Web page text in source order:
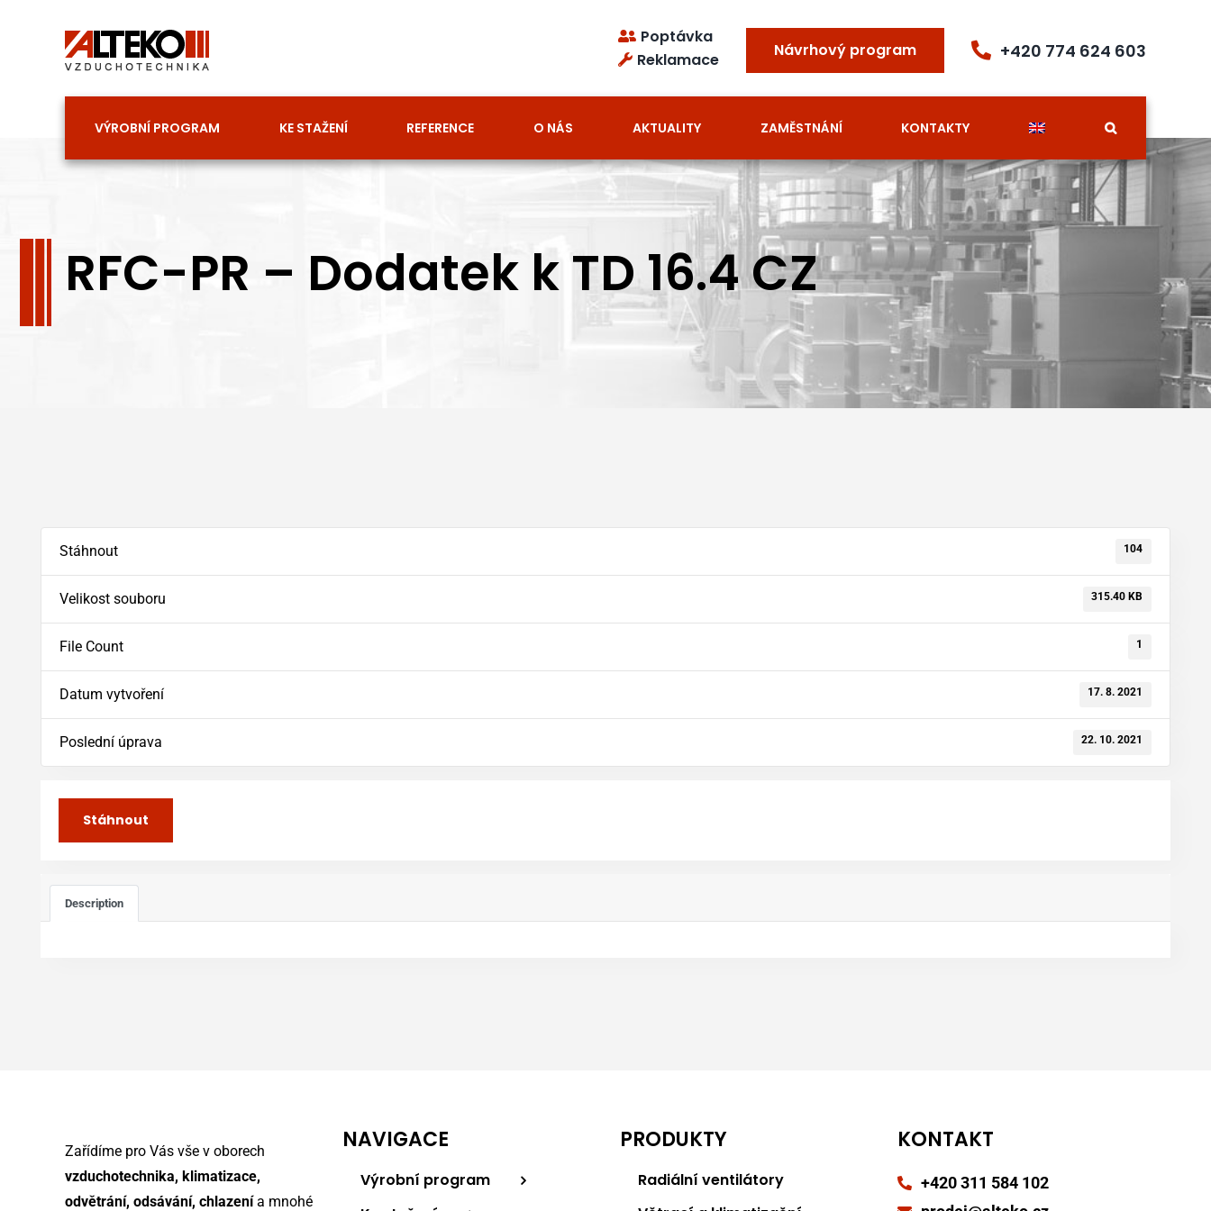
Poptávka
Reklamace
Návrhový program +420 774 624 603
VÝROBNÍ PROGRAM KE STAŽENÍ REFERENCE O NÁS AKTUALITY ZAMĚSTNÁNÍ KONTAKTY
RFC-PR – Dodatek k TD 16.4 CZ
Stáhnout 104
Velikost souboru 315.40 KB
File Count 1
Datum vytvoření 17. 8. 2021
Poslední úprava 22. 10. 2021
Stáhnout
Description
Zařídíme pro Vás vše v oborech
vzduchotechnika, klimatizace,
odvětrání, odsávání, chlazenía mnohé
NAVIGACE
Výrobní program
PRODUKTY
Radiální ventilátory
KONTAKT
+420 311 584 102